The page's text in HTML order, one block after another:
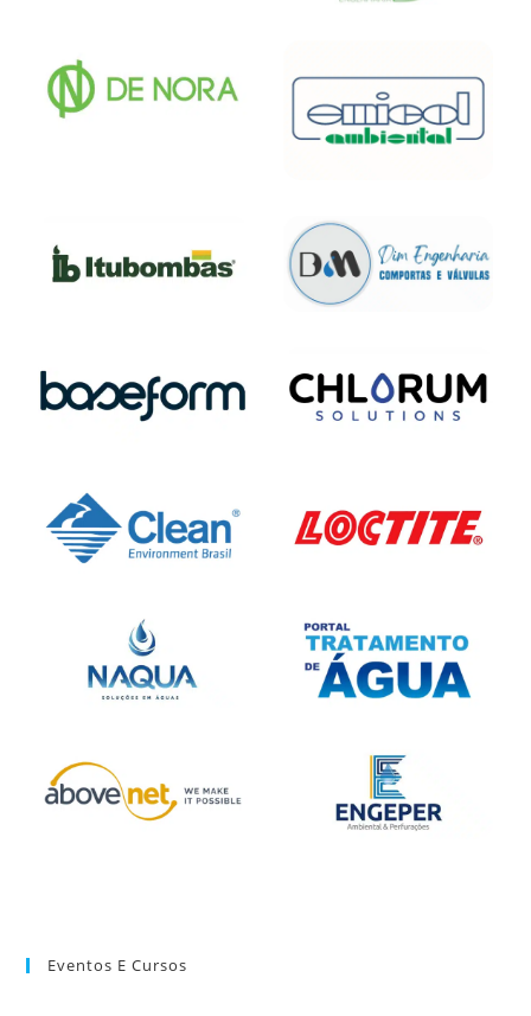
Eventos E Cursos